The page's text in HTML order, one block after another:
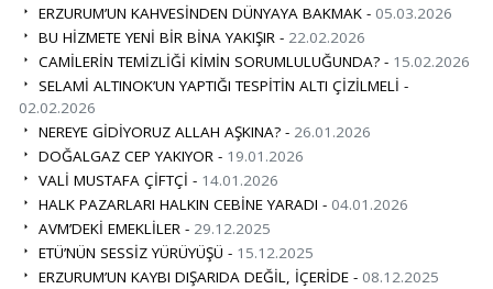
ERZURUM’UN KAHVESİNDEN DÜNYAYA BAKMAK - 05.03.2026
BU HİZMETE YENİ BİR BİNA YAKIŞIR - 22.02.2026
CAMİLERİN TEMİZLİĞİ KİMİN SORUMLULUĞUNDA? - 15.02.2026
SELAMİ ALTINOK’UN YAPTIĞI TESPİTİN ALTI ÇİZİLMELİ -
02.02.2026
NEREYE GİDİYORUZ ALLAH AŞKINA? - 26.01.2026
DOĞALGAZ CEP YAKIYOR - 19.01.2026
VALİ MUSTAFA ÇİFTÇİ - 14.01.2026
HALK PAZARLARI HALKIN CEBİNE YARADI - 04.01.2026
AVM’DEKİ EMEKLİLER - 29.12.2025
ETÜ’NÜN SESSİZ YÜRÜYÜŞÜ - 15.12.2025
ERZURUM’UN KAYBI DIŞARIDA DEĞİL, İÇERİDE - 08.12.2025